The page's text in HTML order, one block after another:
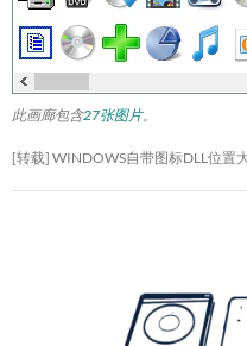
此画廊包含27张图片。
[转载] WINDOWS自带图标DLL位置